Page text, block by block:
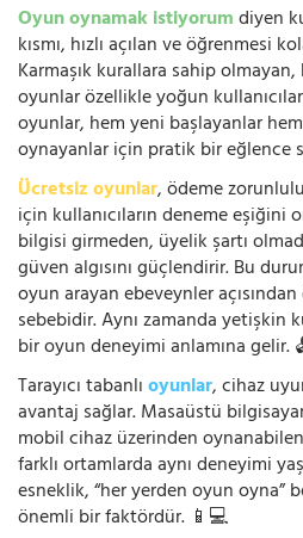
Oyun oynamak istiyorumdiyen
kısmı, hızlı açılan ve öğrenmesi
Karmaşık kurallara sahip
oyunlar özellikle yoğun
oyunlar, hem yeni başlayanlar
oynayanlar için pratik bir eğlence
Ücretsiz oyunlar, ödeme
için kullanıcıların deneme eşiğini
bilgisi girmeden, üyelik şartı
güven algısını güçlendirir. Bu
oyun arayan ebeveynler
sebebidir. Aynı zamanda yetişkin
bir oyun deneyimi anlamına gelir.
Tarayıcı tabanlıoyunlar, cihaz
avantaj sağlar. Masaüstü
mobil cihaz üzerinden
farklı ortamlarda aynı deneyimi
esneklik, “her yerden oyun oyna”
önemli bir faktördür. 📱💻